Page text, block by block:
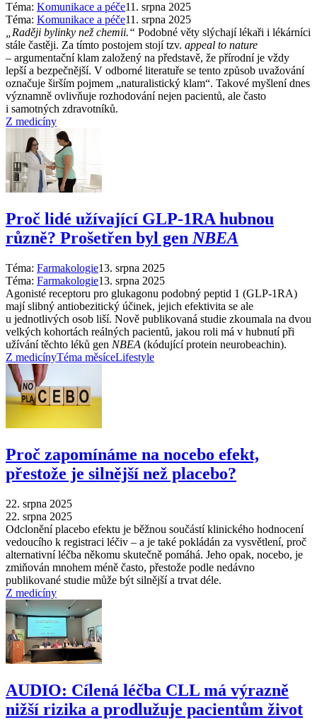
Téma: Komunikace a péče11. srpna 2025
Téma: Komunikace a péče11. srpna 2025
„Raději bylinky než chemii.“ Podobné věty slýchají lékaři i lékárníci
stále častěji. Za tímto postojem stojí tzv. appeal to nature
–⁠ argumentační klam založený na představě, že přírodní je vždy
lepší a bezpečnější. V odborné literatuře se tento způsob uvažování
označuje širším pojmem „naturalistický klam“. Takové myšlení dnes
významně ovlivňuje rozhodování nejen pacientů, ale často
i samotných zdravotníků.
Z medicíny
Proč lidé užívající GLP-1RA hubnou
různě? Prošetřen byl gen NBEA
Téma: Farmakologie13. srpna 2025
Téma: Farmakologie13. srpna 2025
Agonisté receptoru pro glukagonu podobný peptid 1 (GLP-1RA)
mají slibný antiobezitický účinek, jejich efektivita se ale
u jednotlivých osob liší. Nově publikovaná studie zkoumala na dvou
velkých kohortách reálných pacientů, jakou roli má v hubnutí při
užívání těchto léků gen NBEA (kódující protein neurobeachin).
Z medicínyTéma měsíceLifestyle
Proč zapomínáme na nocebo efekt,
přestože je silnější než placebo?
22. srpna 2025
22. srpna 2025
Odclonění placebo efektu je běžnou součástí klinického hodnocení
vedoucího k registraci léčiv –⁠ a je také pokládán za vysvětlení, proč
alternativní léčba někomu skutečně pomáhá. Jeho opak, nocebo, je
zmiňován mnohem méně často, přestože podle nedávno
publikované studie může být silnější a trvat déle.
Z medicíny
AUDIO: Cílená léčba CLL má výrazně
nižší rizika a prodlužuje pacientům život